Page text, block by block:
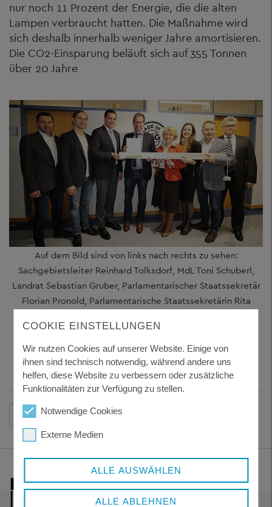
nur noch 11 Prozent der Energie, die die alten
Lampen verbraucht hatten. Die Maßnahme wird
sich deshalb innerhalb weniger Jahre amortisieren.
Die CO2-Einsparung beläuft sich auf 355 Tonnen
über 20 Jahre
Auf dem Bild sind von links nach rechts zu sehen:
Sachgebietsleiter Reinhard Tolksdorf, MdL Toni Schuberl,
Landrat Sebastian Gruber, Parlamentarischer Staatssekretär
Florian Pronold, Parlamentarische Staatssekretärin Rita
Christian Flisek, Abteilungsleiter Siegfried Wilhelm.
(Foto: LRA)
Zurück
COOKIE EINSTELLUNGEN
Wir nutzen Cookies auf unserer Website. Einige von
ihnen sind technisch notwendig, während andere uns
helfen, diese Website zu verbessern oder zusätzliche
Funktionalitäten zur Verfügung zu stellen.
Notwendige Cookies
Externe Medien
ALLE AUSWÄHLEN
ALLE ABLEHNEN